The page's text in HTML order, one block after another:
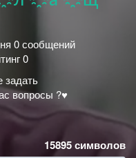
0 сообщений
0
задать
вопросы ?♥️
15895символов